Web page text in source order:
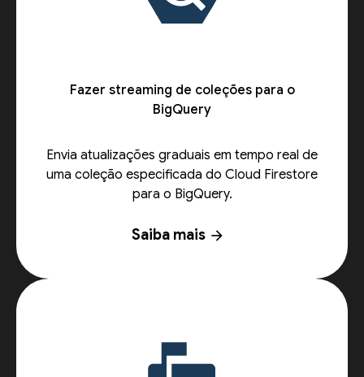
Fazer streaming de coleções para o
BigQuery
Envia atualizações graduais em tempo real de
uma coleção especificada do Cloud Firestore
para o BigQuery.
Saiba mais arrow_forward